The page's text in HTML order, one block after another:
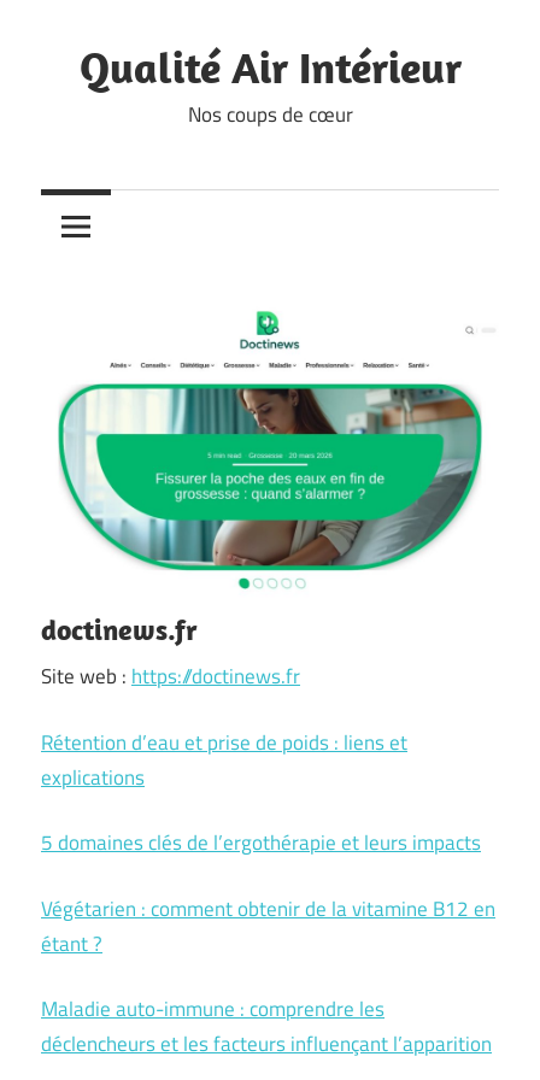
contentQualité Air Intérieur
Nos coups de cœur
doctinews.fr
Site web : https://doctinews.fr
Rétention d’eau et prise de poids : liens et
explications
5 domaines clés de l’ergothérapie et leurs impacts
Végétarien : comment obtenir de la vitamine B12 en
étant ?
Maladie auto-immune : comprendre les
déclencheurs et les facteurs influençant l’apparition